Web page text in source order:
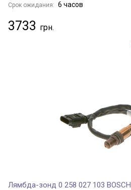
Срок ожидания: 6 часов
3733
Лямбда-зонд 0 258 027 103 BOSCH